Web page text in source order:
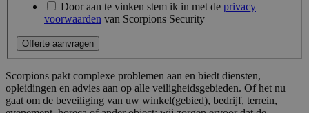
Door aan te vinken stem ik in met de privacy
voorwaarden van Scorpions Security
Offerte aanvragen
Scorpions pakt complexe problemen aan en biedt diensten,
opleidingen en advies aan op alle veiligheidsgebieden. Of het nu
gaat om de beveiliging van uw winkel(gebied), bedrijf, terrein,